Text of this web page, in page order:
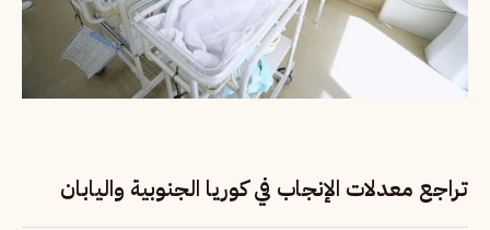
تراجع معدلات الإنجاب في كوريا الجنوبية واليابان